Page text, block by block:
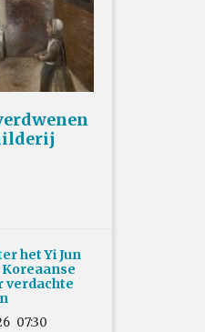
het Yi Jun
verdachte
07:30